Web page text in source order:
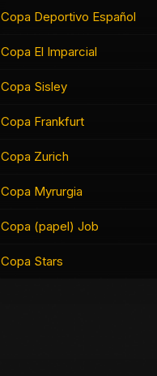
Copa Deportivo Español
Copa El Imparcial
Copa Sisley
Copa Frankfurt
Copa Zurich
Copa Myrurgia
Copa (papel) Job
Copa Stars